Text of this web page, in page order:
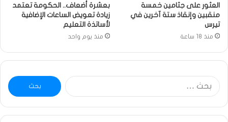
العثور على جثامين خمسة
منقبين وإنقاذ ستة آخرين في
تيرس
منذ 18 ساعة
بعشرة أضعاف.. الحكومة تعتمد
زيادة تعويض الساعات الإضافية
لأساتذة التعليم
منذ يوم واحد
البحث
عن: